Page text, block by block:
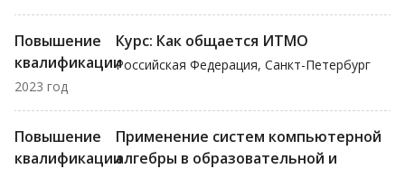
Повышение
квалификации
2023 год
Курс: Как общается ИТМО
Российская Федерация, Санкт-Петербург
Повышение
квалификации
Применение систем компьютерной
алгебры в образовательной и